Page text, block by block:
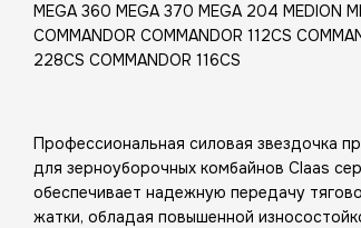
MEGA 360 MEGA 370 MEGA 204 MEDION
COMMANDOR COMMANDOR 112CS
228CS COMMANDOR 116CS
Профессиональная силовая звездочка
для зерноуборочных комбайнов Claas
обеспечивает надежную передачу
жатки, обладая повышенной